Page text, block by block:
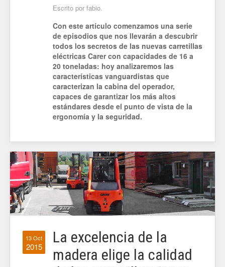
Escrito por fabio.
Con este artículo comenzamos una serie
de episodios que nos llevarán a descubrir
todos los secretos de las nuevas carretillas
eléctricas Carer con capacidades de 16 a
20 toneladas: hoy analizaremos las
características vanguardistas que
caracterizan la cabina del operador,
capaces de garantizar los más altos
estándares desde el punto de vista de la
ergonomía y la seguridad.
13 Oct
2015
La excelencia de la
madera elige la calidad